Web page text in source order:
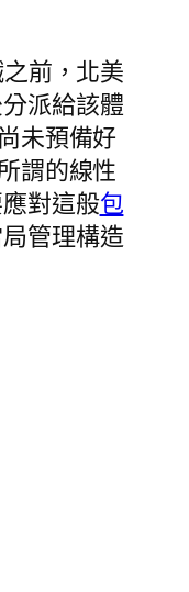
前，北美
派給該體
未預備好
謂的線性
對這般包
管理構造